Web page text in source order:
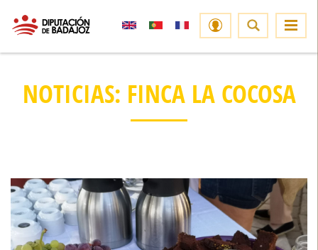
NOTICIAS: FINCA LA COCOSA